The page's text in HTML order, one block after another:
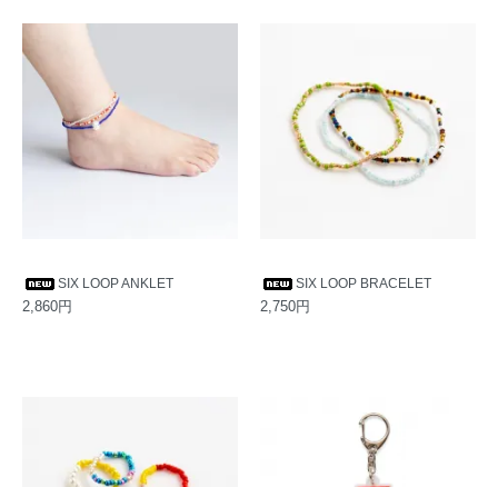
SIX LOOP ANKLET
2,860円
SIX LOOP BRACELET
2,750円